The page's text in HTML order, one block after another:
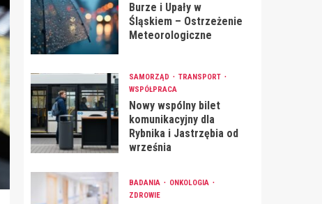
Burze i Upały w
Śląskiem – Ostrzeżenie
Meteorologiczne
SAMORZĄD
TRANSPORT
WSPÓŁPRACA
Nowy wspólny bilet
komunikacyjny dla
Rybnika i Jastrzębia od
września
BADANIA
ONKOLOGIA
ZDROWIE